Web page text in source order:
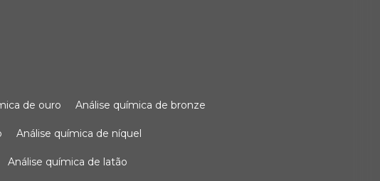
de ouro análise química de bronze
análise química de níquel
análise química de latão